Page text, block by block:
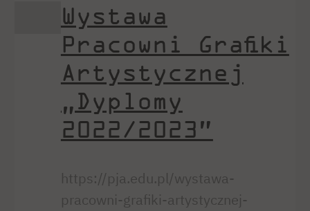
Wystawa
Pracowni Grafiki
Artystycznej
„Dyplomy
2022/2023”
https://pja.edu.pl/wystawa-
pracowni-grafiki-artystycznej-